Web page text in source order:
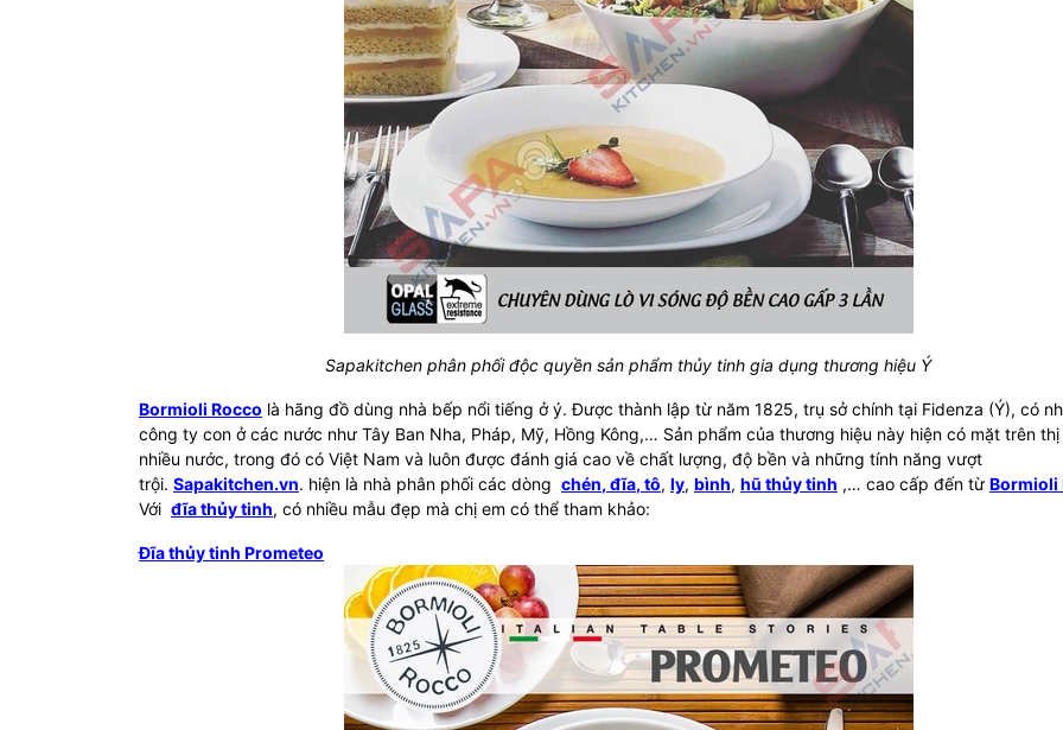
Sapakitchen phân phối độc quyền sản phẩm thủy tinh gia dụng thương hiệu Ý
Bormioli Rocco là hãng đồ dùng nhà bếp nổi tiếng ở ý. Được thành lập từ năm 1825, trụ sở chính tại Fidenza (Ý), có
công ty con ở các nước như Tây Ban Nha, Pháp, Mỹ, Hồng Kông,… Sản phẩm của thương hiệu này hiện có mặt trên
nhiều nước, trong đó có Việt Nam và luôn được đánh giá cao về chất lượng, độ bền và những tính năng vượt
trội. Sapakitchen.vn. hiện là nhà phân phối các dòng chén, đĩa, tô, ly, bình, hũ thủy tinh ,… cao cấp đến từ Bormioli
Với đĩa thủy tinh, có nhiều mẫu đẹp mà chị em có thể tham khảo:
Đĩa thủy tinh Prometeo